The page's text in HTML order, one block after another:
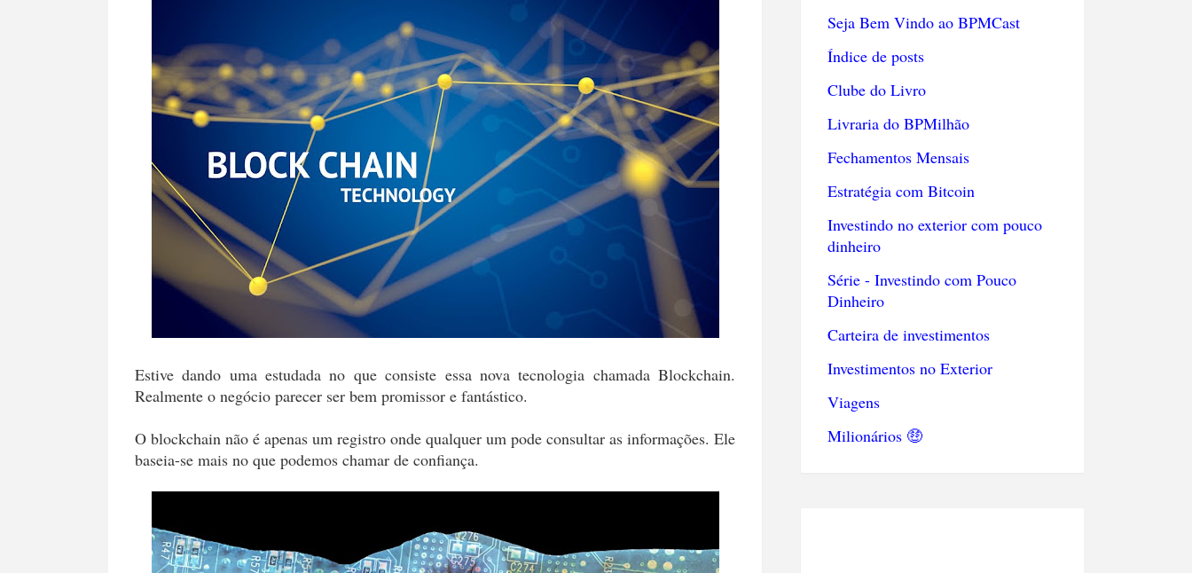
Estive dando uma estudada no que consiste essa nova tecnologia chamada Blockchain.
Realmente o negócio parecer ser bem promissor e fantástico.
O blockchain não é apenas um registro onde qualquer um pode consultar as informações. Ele
baseia-se mais no que podemos chamar de confiança.
Seja Bem Vindo ao BPMCast
Índice de posts
Clube do Livro
Livraria do BPMilhão
Fechamentos Mensais
Estratégia com Bitcoin
Investindo no exterior com pouco
dinheiro
Série - Investindo com Pouco
Dinheiro
Carteira de investimentos
Investimentos no Exterior
Viagens
Milionários 🤑